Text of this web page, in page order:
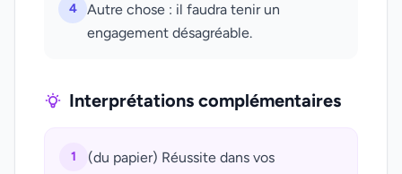
4
Autre chose : il faudra tenir un
engagement désagréable.
Interprétations complémentaires
1
(du papier) Réussite dans vos